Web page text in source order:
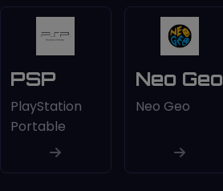
PSP
PlayStation
Portable
Neo Geo
Neo Geo